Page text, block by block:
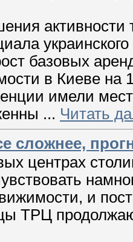
активности
базовых
в Киеве на
имели
... Читать
сложнее,
центрах
и
ТРЦ